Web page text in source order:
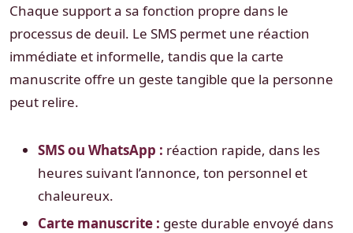
Chaque support a sa fonction propre dans le
processus de deuil. Le SMS permet une réaction
immédiate et informelle, tandis que la carte
manuscrite offre un geste tangible que la personne
peut relire.
SMS ou WhatsApp : réaction rapide, dans les
heures suivant l’annonce, ton personnel et
chaleureux.
Carte manuscrite : geste durable envoyé dans